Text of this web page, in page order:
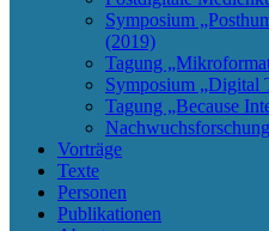
Symposium
(2019)
Tagung
Symposium „Digital
Tagung „Because
Vorträge
Texte
Personen
Publikationen